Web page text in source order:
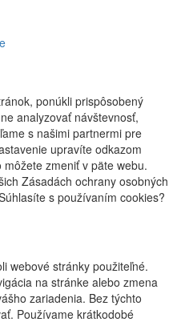
ponúkli prispôsobený
analyzovať návštevnosť,
s našimi partnermi pre
upravíte odkazom
zmeniť v päte webu.
Zásadách ochrany osobných
s používaním cookies?
webové stránky použiteľné.
na stránke alebo zmena
zariadenia. Bez týchto
Používame krátkodobé